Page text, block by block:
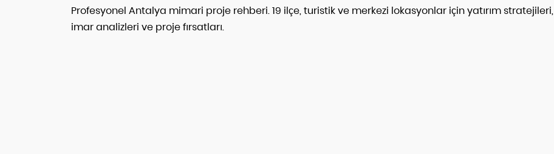
Profesyonel Antalya mimari proje rehberi. 19 ilçe, turistik ve merkezi lokasyonlar için yatırım stratejileri,
imar analizleri ve proje fırsatları.